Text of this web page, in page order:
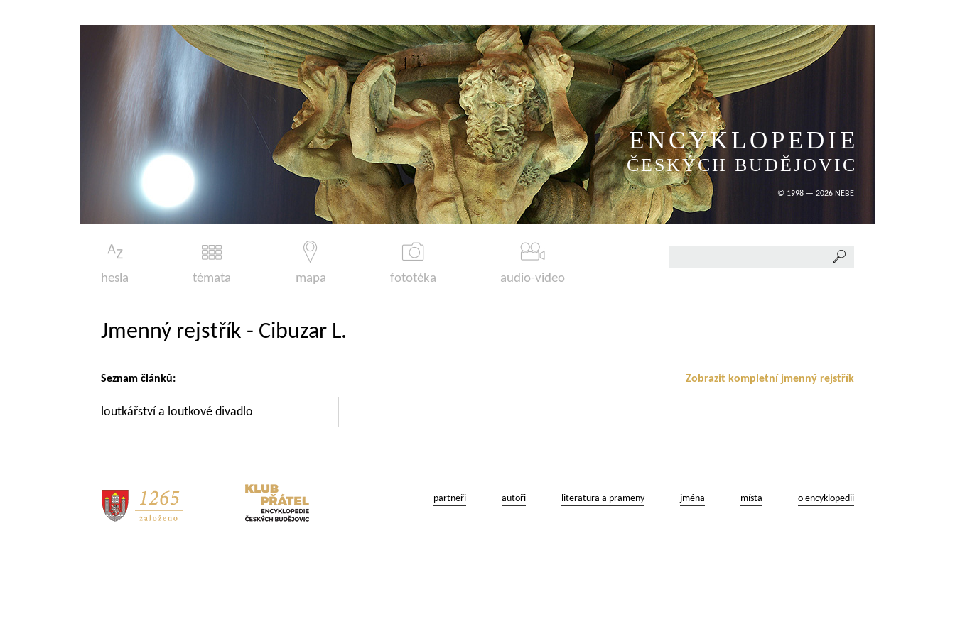
ENCYKLOPEDIE
ČESKÝCH BUDĚJOVIC
© 1998 — 2026 NEBE
hesla témata mapa fototéka audio-video
Jmenný rejstřík - Cibuzar L.
Zobrazit kompletní jmenný rejstřík
Seznam článků:
loutkářství a loutkové divadlo
partneři autoři literatura a prameny jména místa o encyklopedii